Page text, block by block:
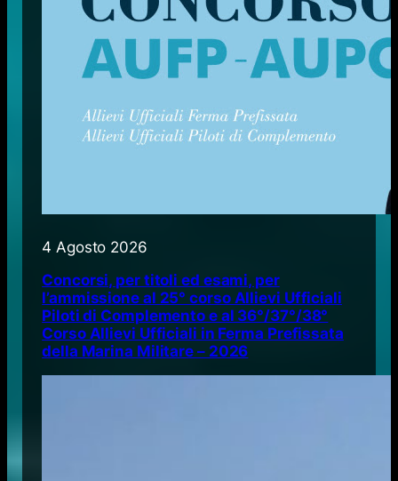
4 Agosto 2026
Concorsi, per titoli ed esami, per
l’ammissione al 25° corso Allievi Ufficiali
Piloti di Complemento e al 36°/37°/38°
Corso Allievi Ufficiali in Ferma Prefissata
della Marina Militare – 2026